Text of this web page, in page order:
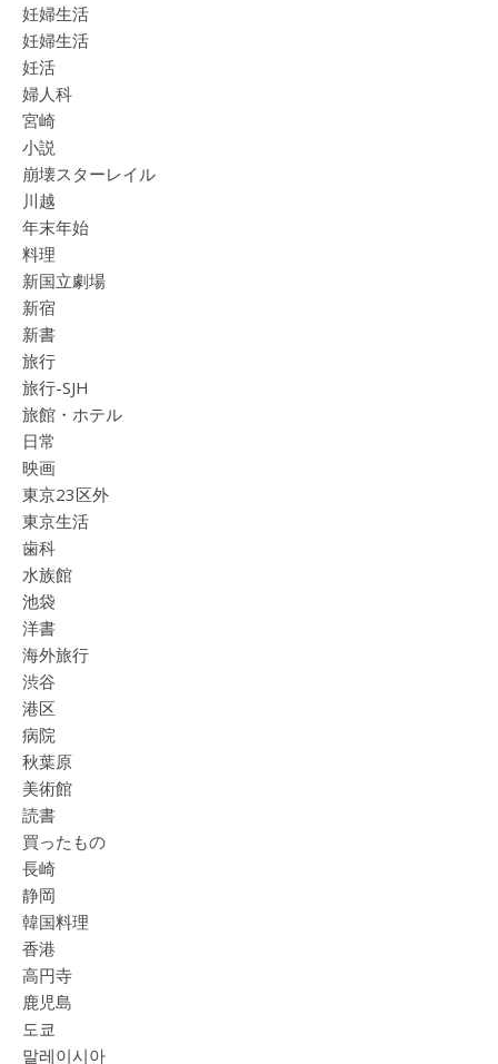
妊婦生活
妊婦生活
妊活
婦人科
宮崎
小説
崩壊スターレイル
川越
年末年始
料理
新国立劇場
新宿
新書
旅行
旅行-SJH
旅館・ホテル
日常
映画
東京23区外
東京生活
歯科
水族館
池袋
洋書
海外旅行
渋谷
港区
病院
秋葉原
美術館
読書
買ったもの
長崎
静岡
韓国料理
香港
高円寺
鹿児島
도쿄
말레이시아